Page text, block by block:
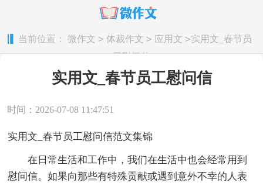
当前位置： 微作文 > 体裁作文 > 应用文 >实用文_春节员
工慰问信
实用文_春节员工慰问信
时间：2026-07-08 11:47:51
实用文_春节员工慰问信范文集锦
在日常生活和工作中，我们在生活中也会经常用到
慰问信。如果向那些有特殊贡献或遇到意外不幸的人表